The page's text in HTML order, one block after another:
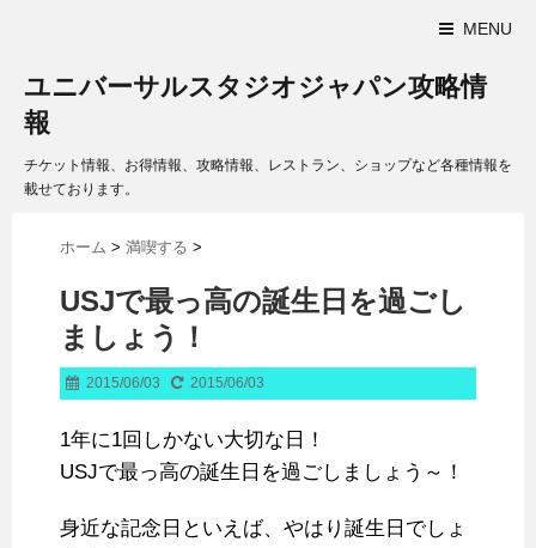
MENU
ユニバーサルスタジオジャパン攻略情
報
チケット情報、お得情報、攻略情報、レストラン、ショップなど各種情報を
載せております。
ホーム > 満喫する >
USJで最っ高の誕生日を過ごし
ましょう！
2015/06/03 2015/06/03
1年に1回しかない大切な日！
USJで最っ高の誕生日を過ごしましょう～！
身近な記念日といえば、やはり誕生日でしょ